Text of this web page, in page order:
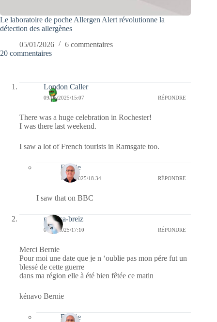
Le laboratoire de poche Allergen Alert révolutionne la
détection des allergènes
05/01/2026
6 commentaires
20 commentaires
London Caller
09/05/2025/15:07 RÉPONDRE
There was a huge celebration in Rochester!
I was there last weekend.
I saw a lot of French tourists in Ramsgate too.
Bernie
13/05/2025/18:34 RÉPONDRE
I saw that on BBC
monica-breiz
08/05/2025/17:10 RÉPONDRE
Merci Bernie
Pour moi une date que je n ‘oublie pas mon pére fut un
blessé de cette guerre
dans ma région elle à été bien fêtée ce matin
kénavo Bernie
Bernie